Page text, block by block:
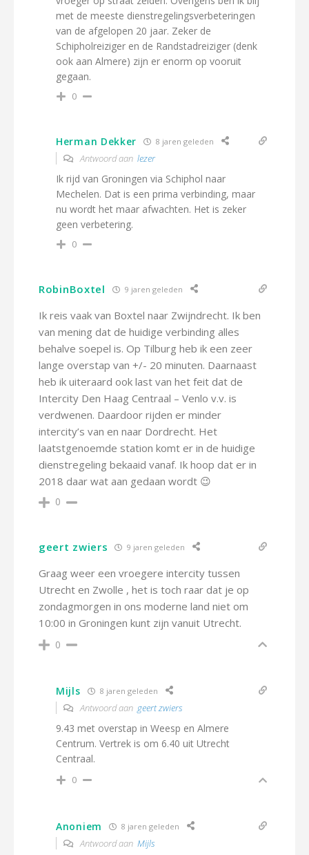
met de meeste dienstregelingsverbeteringen
van de afgelopen 20 jaar. Zeker de
Schipholreiziger en de Randstadreiziger (denk
ook aan Almere) zijn er enorm op vooruit
gegaan.
0
Herman Dekker 8 jaren geleden
Antwoord aan lezer
Ik rijd van Groningen via Schiphol naar
Mechelen. Dat is een prima verbinding, maar
nu wordt het maar afwachten. Het is zeker
geen verbetering.
0
RobinBoxtel 9 jaren geleden
Ik reis vaak van Boxtel naar Zwijndrecht. Ik ben
van mening dat de huidige verbinding alles
behalve soepel is. Op Tilburg heb ik een zeer
lange overstap van +/- 20 minuten. Daarnaast
heb ik uiteraard ook last van het feit dat de
Intercity Den Haag Centraal – Venlo v.v. is
verdwenen. Daardoor rijden er minder
intercity’s van en naar Dordrecht. Het
laatstgenoemde station komt er in de huidige
dienstregeling bekaaid vanaf. Ik hoop dat er in
2018 daar wat aan gedaan wordt 😉
0
geert zwiers 9 jaren geleden
Graag weer een vroegere intercity tussen
Utrecht en Zwolle , het is toch raar dat je op
zondagmorgen in ons moderne land niet om
10:00 in Groningen kunt zijn vanuit Utrecht.
0
Mijls 8 jaren geleden
Antwoord aan geert zwiers
9.43 met overstap in Weesp en Almere
Centrum. Vertrek is om 6.40 uit Utrecht
Centraal.
0
Anoniem 8 jaren geleden
Antwoord aan Mijls